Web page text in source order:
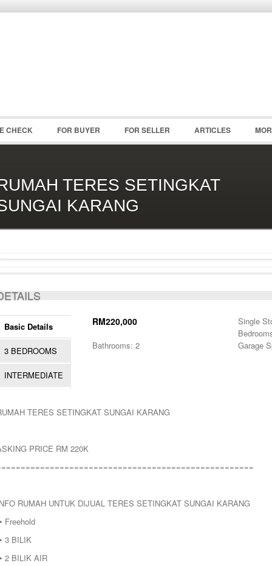
CHECK FOR BUYER FOR SELLER ARTICLES
TERES SETINGKAT
KARANG
Basic Details
3 BEDROOMS
INTERMEDIATE
RM220,000
Single
Bathrooms: 2
Garage
TERES SETINGKAT SUNGAI KARANG
PRICE RM 220K
RUMAH UNTUK DIJUAL TERES SETINGKAT SUNGAI KARANG
Freehold
3 BILIK
2 BILIK AIR